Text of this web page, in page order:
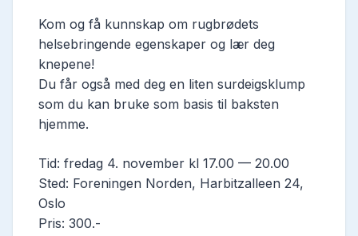
Kom og få kunnskap om rugbrødets
helsebringende egenskaper og lær deg
knepene!
Du får også med deg en liten surdeigsklump
som du kan bruke som basis til baksten
hjemme.
Tid: fredag 4. november kl 17.00 — 20.00
Sted: Foreningen Norden, Harbitzalleen 24,
Oslo
Pris: 300.-